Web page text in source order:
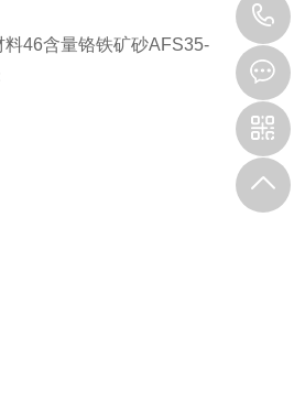
料46含量铬铁矿砂AFS35-